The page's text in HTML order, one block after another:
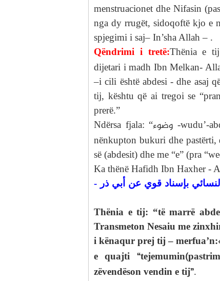
menstruacionet dhe Nifasin
nga dy rrugët, sidoqoftë kjo e
spjegimi i saj– In’sha Allah – .
Qëndrimi i tretë:Thënia e
dijetari i madh Ibn Melkan-
–i cili është abdesi - dhe asaj
tij, kështu që ai tregoi se
prerë.”
Ndërsa fjala: “وضوء -wudu’-
nënkupton bukuri dhe pastërti,
së (abdesit) dhe me “e” (pra
Ka thënë Hafidh Ibn Haxher -
بإسناد قوي عن أبي ذر -
Thënia e tij: “të marrë
Transmeton Nesaiu me
i kënaqur prej tij – merfua’n:
e quajti
zëvendëson vendin e tij”.